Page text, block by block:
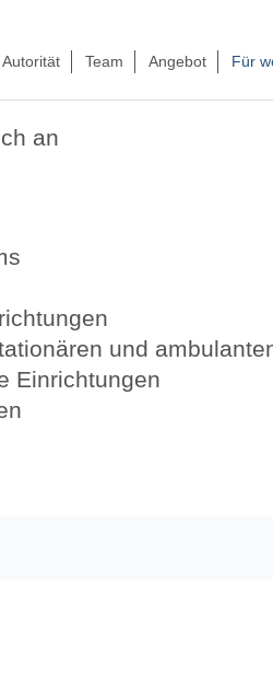
Autorität Team Angebot Für
an
und
Einrichtungen